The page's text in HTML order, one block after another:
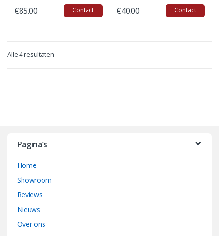
€85.00 Contact €40.00 Contact
Alle 4 resultaten
Pagina’s
Home
Showroom
Reviews
Nieuws
Over ons